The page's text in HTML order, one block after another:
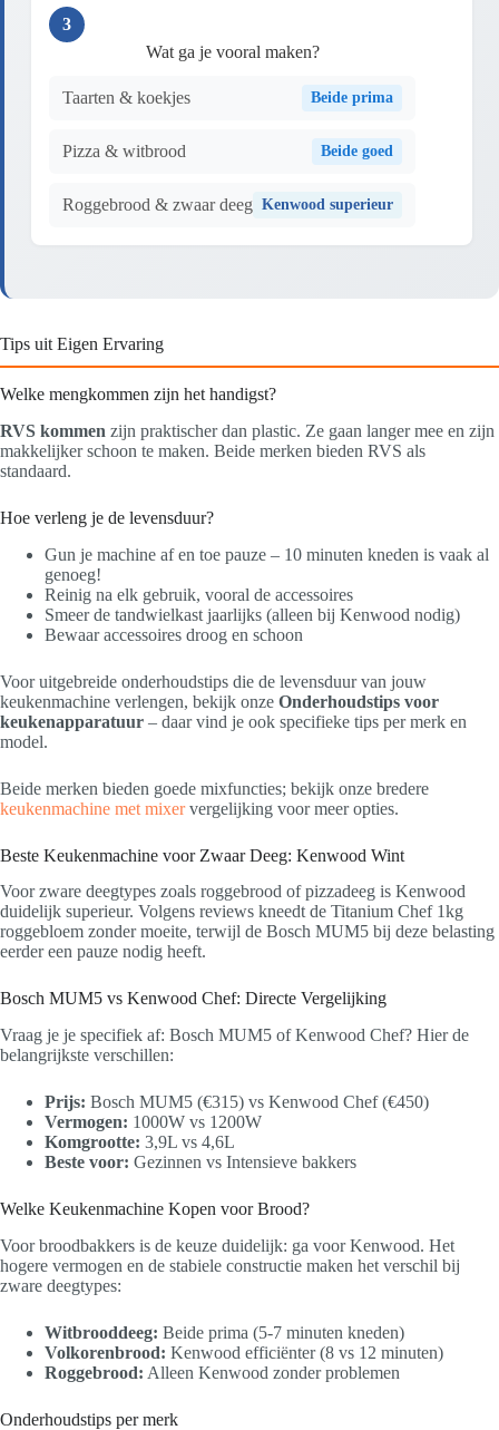
3
Wat ga je vooral maken?
Taarten & koekjes Beide prima
Pizza & witbrood Beide goed
Roggebrood & zwaar deeg Kenwood superieur
Tips uit Eigen Ervaring
Welke mengkommen zijn het handigst?
RVS kommen zijn praktischer dan plastic. Ze gaan langer mee en zijn
makkelijker schoon te maken. Beide merken bieden RVS als
standaard.
Hoe verleng je de levensduur?
Gun je machine af en toe pauze – 10 minuten kneden is vaak al
genoeg!
Reinig na elk gebruik, vooral de accessoires
Smeer de tandwielkast jaarlijks (alleen bij Kenwood nodig)
Bewaar accessoires droog en schoon
Voor uitgebreide onderhoudstips die de levensduur van jouw
keukenmachine verlengen, bekijk onze Onderhoudstips voor
keukenapparatuur – daar vind je ook specifieke tips per merk en
model.
Beide merken bieden goede mixfuncties; bekijk onze bredere
keukenmachine met mixervergelijking voor meer opties.
Beste Keukenmachine voor Zwaar Deeg: Kenwood Wint
Voor zware deegtypes zoals roggebrood of pizzadeeg is Kenwood
duidelijk superieur. Volgens reviews kneedt de Titanium Chef 1kg
roggebloem zonder moeite, terwijl de Bosch MUM5 bij deze belasting
eerder een pauze nodig heeft.
Bosch MUM5 vs Kenwood Chef: Directe Vergelijking
Vraag je je specifiek af: Bosch MUM5 of Kenwood Chef? Hier de
belangrijkste verschillen:
Prijs: Bosch MUM5 (€315) vs Kenwood Chef (€450)
Vermogen: 1000W vs 1200W
Komgrootte: 3,9L vs 4,6L
Beste voor: Gezinnen vs Intensieve bakkers
Welke Keukenmachine Kopen voor Brood?
Voor broodbakkers is de keuze duidelijk: ga voor Kenwood. Het
hogere vermogen en de stabiele constructie maken het verschil bij
zware deegtypes:
Witbrooddeeg: Beide prima (5-7 minuten kneden)
Volkorenbrood: Kenwood efficiënter (8 vs 12 minuten)
Roggebrood: Alleen Kenwood zonder problemen
Onderhoudstips per merk